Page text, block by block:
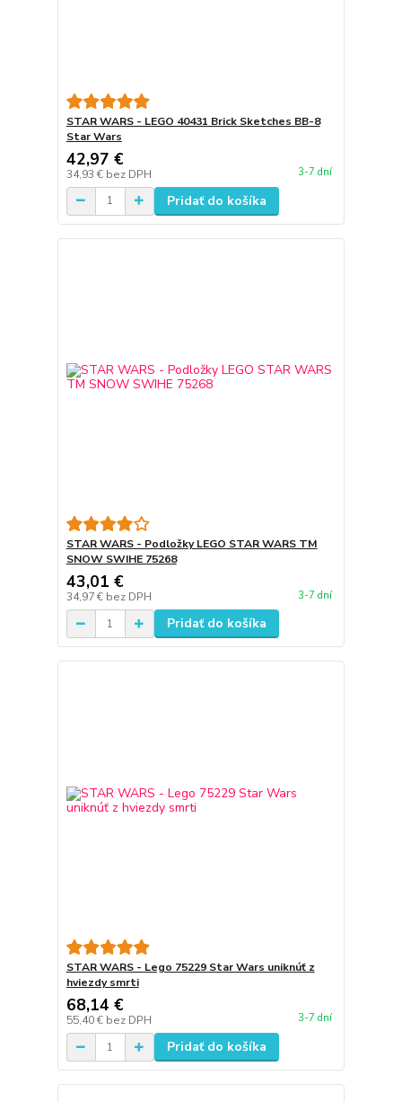
STAR WARS - LEGO 40431 Brick Sketches BB-8
Star Wars
42,97 €
34,93 € bez DPH 3-7 dní
Pridať do košíka
STAR WARS - Podložky LEGO STAR WARS TM
SNOW SWIHE 75268
43,01 €
34,97 € bez DPH 3-7 dní
Pridať do košíka
STAR WARS - Lego 75229 Star Wars uniknúť z
hviezdy smrti
68,14 €
55,40 € bez DPH 3-7 dní
Pridať do košíka